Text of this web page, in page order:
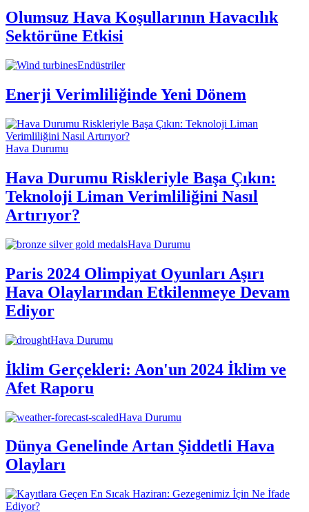
Olumsuz Hava Koşullarının Havacılık
Sektörüne Etkisi
Endüstriler
Enerji Verimliliğinde Yeni Dönem
Hava Durumu
Hava Durumu Riskleriyle Başa Çıkın:
Teknoloji Liman Verimliliğini Nasıl
Artırıyor?
Hava Durumu
Paris 2024 Olimpiyat Oyunları Aşırı
Hava Olaylarından Etkilenmeye Devam
Ediyor
Hava Durumu
İklim Gerçekleri: Aon'un 2024 İklim ve
Afet Raporu
Hava Durumu
Dünya Genelinde Artan Şiddetli Hava
Olayları